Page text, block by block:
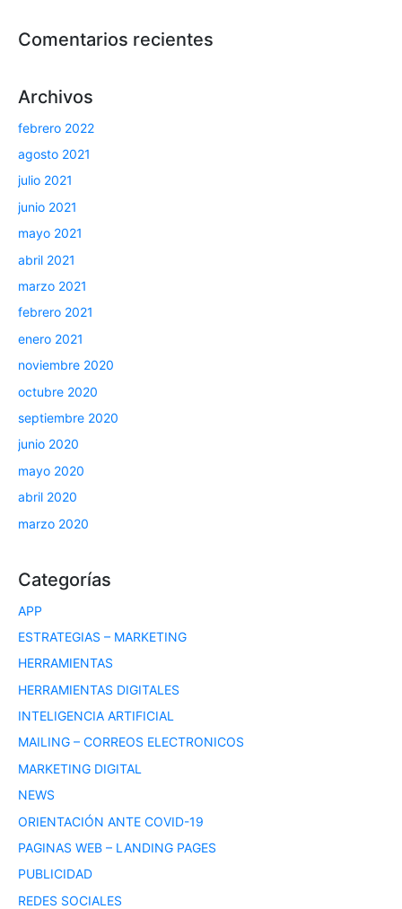
Comentarios recientes
Archivos
febrero 2022
agosto 2021
julio 2021
junio 2021
mayo 2021
abril 2021
marzo 2021
febrero 2021
enero 2021
noviembre 2020
octubre 2020
septiembre 2020
junio 2020
mayo 2020
abril 2020
marzo 2020
Categorías
APP
ESTRATEGIAS – MARKETING
HERRAMIENTAS
HERRAMIENTAS DIGITALES
INTELIGENCIA ARTIFICIAL
MAILING – CORREOS ELECTRONICOS
MARKETING DIGITAL
NEWS
ORIENTACIÓN ANTE COVID-19
PAGINAS WEB – LANDING PAGES
PUBLICIDAD
REDES SOCIALES